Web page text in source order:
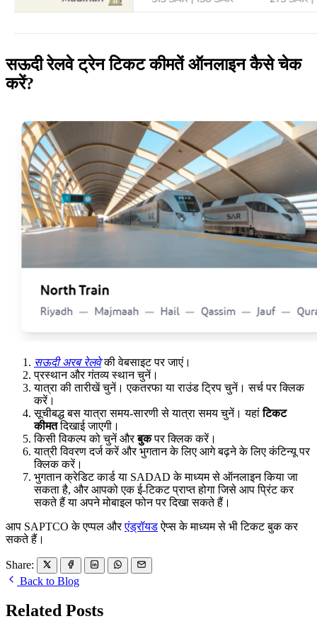
सऊदी रेलवे ट्रेन टिकट कीमतें ऑनलाइन कैसे चेक
करें?
सऊदी अरब रेलवेकी वेबसाइट पर जाएं।
प्रस्थान और गंतव्य स्थान चुनें।
यात्रा की तारीखें चुनें। एकतरफा या राउंड ट्रिप चुनें। सर्च पर क्लिक
करें।
सूचीबद्ध बस यात्रा समय-सारणी से यात्रा समय चुनें। यहांटिकट
कीमतदिखाई जाएगी।
किसी विकल्प को चुनें औरबुकपर क्लिक करें।
यात्री विवरण दर्ज करें और भुगतान के लिए आगे बढ़ने के लिए कंटिन्यू पर
क्लिक करें।
भुगतान क्रेडिट कार्ड या SADAD के माध्यम से ऑनलाइन किया जा
सकता है, और आपको एक ई-टिकट प्राप्त होगा जिसे आप प्रिंट कर
सकते हैं या अपने मोबाइल फोन पर दिखा सकते हैं।
आप SAPTCO के एप्पल औरएंड्रॉयडऐप्स के माध्यम से भी टिकट बुक कर
सकते हैं।
Share:
Back to Blog
Related Posts